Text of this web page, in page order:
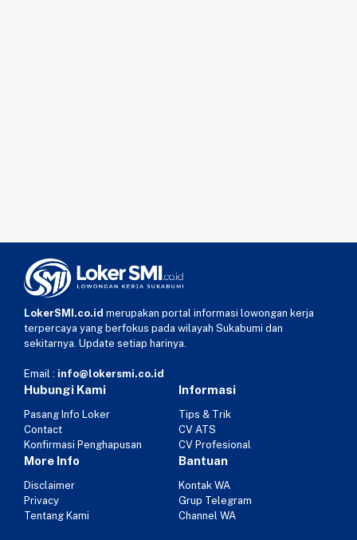
LokerSMI.co.id merupakan portal informasi lowongan kerja
terpercaya yang berfokus pada wilayah Sukabumi dan
sekitarnya. Update setiap harinya.
Email : info@lokersmi.co.id
Hubungi Kami
Pasang Info Loker
Contact
Konfirmasi Penghapusan
Informasi
Tips & Trik
CV ATS
CV Profesional
More Info
Disclaimer
Privacy
Tentang Kami
Bantuan
Kontak WA
Grup Telegram
Channel WA